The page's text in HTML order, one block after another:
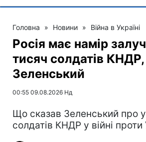
Головна » Новини » Війна в Україні
Росія має намір
тисяч солдатів
Зеленський
00:55 09.08.2026 Нд
Що сказав Зеленський про
солдатів КНДР у війні проти